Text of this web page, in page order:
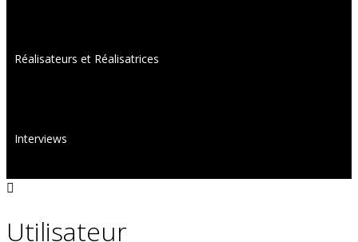
Réalisateurs et Réalisatrices
Interviews
Utilisateur